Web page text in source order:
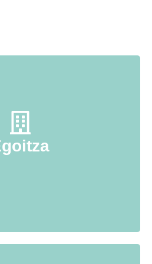
Kanbon. Bilkura horietan,
bere beharren eta
berri emaiten du.